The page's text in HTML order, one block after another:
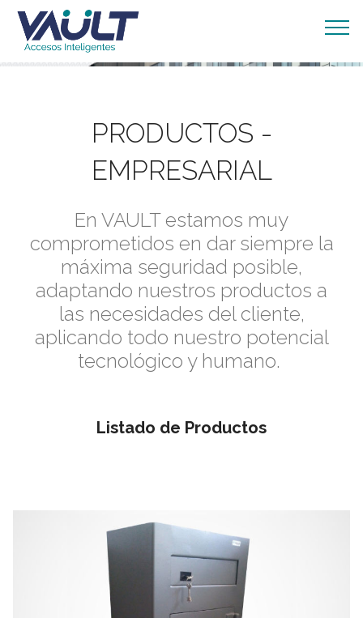
PRODUCTOS -
EMPRESARIAL
En VAULT estamos muy
comprometidos en dar siempre la
máxima seguridad posible,
adaptando nuestros productos a
las necesidades del cliente,
aplicando todo nuestro potencial
tecnológico y humano.
Listado de Productos